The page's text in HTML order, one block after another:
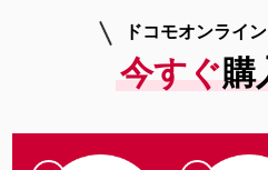
ドコモオンライ
今すぐ購